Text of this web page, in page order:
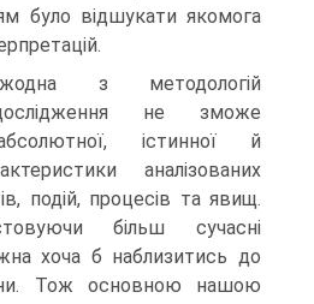
було відшукати якомога
з методологій
не зможе
істинної й
аналізованих
подій, процесів та явищ.
більш сучасні
хоча б наблизитись до
Тож основною нашою